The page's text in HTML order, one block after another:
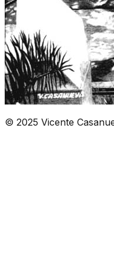
© 2025 Vicente